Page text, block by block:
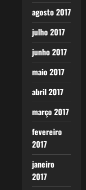
agosto 2017
julho 2017
junho 2017
maio 2017
abril 2017
março 2017
fevereiro
2017
janeiro
2017